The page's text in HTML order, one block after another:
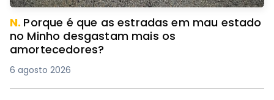
N. Porque é que as estradas em mau estado
no Minho desgastam mais os
amortecedores?
6 agosto 2026